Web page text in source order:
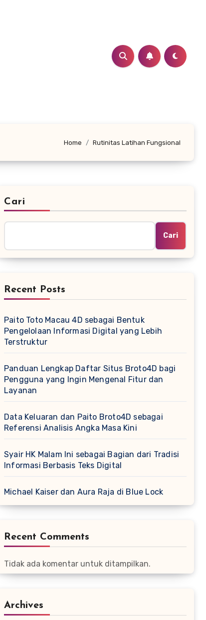
Home Rutinitas Latihan Fungsional
Cari
Cari
Recent Posts
Paito Toto Macau 4D sebagai Bentuk
Pengelolaan Informasi Digital yang Lebih
Terstruktur
Panduan Lengkap Daftar Situs Broto4D bagi
Pengguna yang Ingin Mengenal Fitur dan
Layanan
Data Keluaran dan Paito Broto4D sebagai
Referensi Analisis Angka Masa Kini
Syair HK Malam Ini sebagai Bagian dari Tradisi
Informasi Berbasis Teks Digital
Michael Kaiser dan Aura Raja di Blue Lock
Recent Comments
Tidak ada komentar untuk ditampilkan.
Archives